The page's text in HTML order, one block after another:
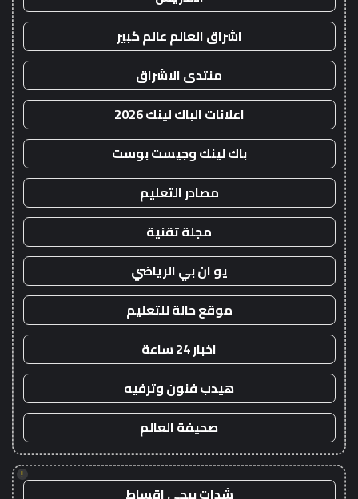
اشراق العالم عالم كبير
منتدى الاشراق
اعلانات الباك لينك 2026
باك لينك وجيست بوست
مصادر التعليم
مجلة تقنية
يو ان بي الرياضي
موقع حالة للتعليم
اخبار 24 ساعة
هيدب فنون وترفيه
صحيفة العالم
!